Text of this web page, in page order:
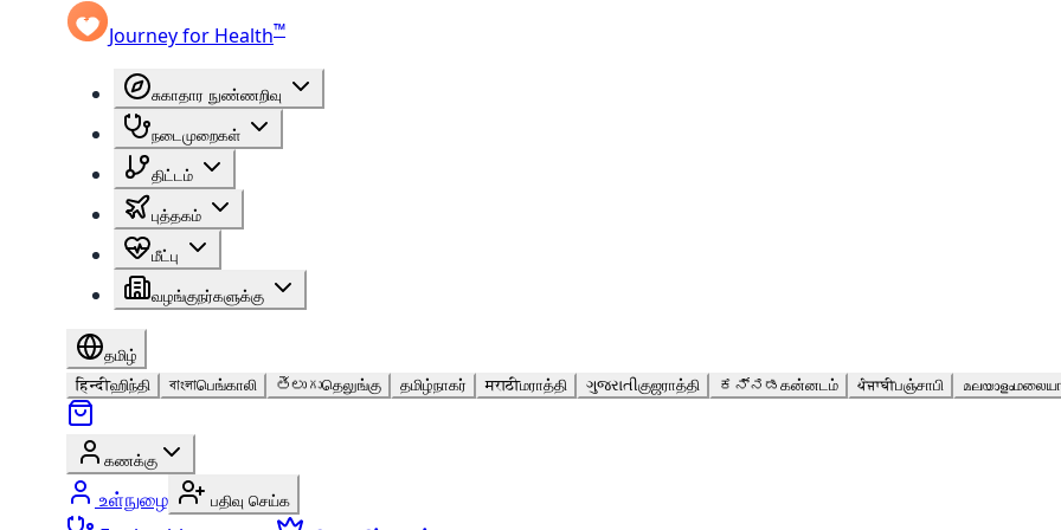
Journey for Health™
சுகாதார நுண்ணறிவு
நடைமுறைகள்
திட்டம்
புத்தகம்
மீட்பு
வழங்குநர்களுக்கு
தமிழ்
हिन्दीஹிந்தி বাংলাபெங்காலி తెలుగుதெலுங்கு தமிழ்நாகர் मराठीமராத்தி ગુજરાતીகுஜராத்தி ಕನ್ನಡ கன்னடம் ਪੰਜਾਬੀபஞ்சாபி മലയാളം
கணக்கு
உள்நுழை பதிவு செய்க